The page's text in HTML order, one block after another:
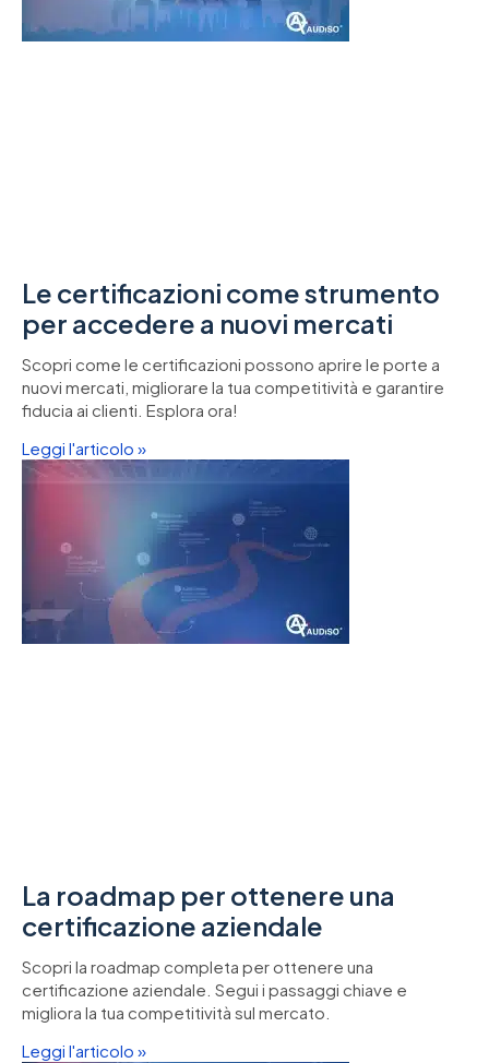
Le certificazioni come strumento
per accedere a nuovi mercati
Scopri come le certificazioni possono aprire le porte a
nuovi mercati, migliorare la tua competitività e garantire
fiducia ai clienti. Esplora ora!
Leggi l'articolo »
La roadmap per ottenere una
certificazione aziendale
Scopri la roadmap completa per ottenere una
certificazione aziendale. Segui i passaggi chiave e
migliora la tua competitività sul mercato.
Leggi l'articolo »